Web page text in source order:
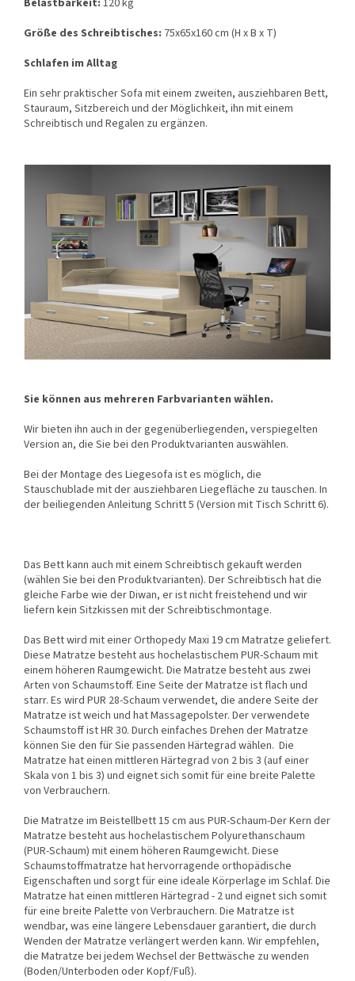
Belastbarkeit: 120 kg
Größe des Schreibtisches: 75x65x160 cm (H x B x T)
Schlafen im Alltag
Ein sehr praktischer Sofa mit einem zweiten, ausziehbaren Bett,
Stauraum, Sitzbereich und der Möglichkeit, ihn mit einem
Schreibtisch und Regalen zu ergänzen.
Sie können aus mehreren Farbvarianten wählen.
Wir bieten ihn auch in der gegenüberliegenden, verspiegelten
Version an, die Sie bei den Produktvarianten auswählen.
Bei der Montage des Liegesofa ist es möglich, die
Stauschublade mit der ausziehbaren Liegefläche zu tauschen. In
der beiliegenden Anleitung Schritt 5 (Version mit Tisch Schritt 6).
Das Bett kann auch mit einem Schreibtisch gekauft werden
(wählen Sie bei den Produktvarianten). Der Schreibtisch hat die
gleiche Farbe wie der Diwan, er ist nicht freistehend und wir
liefern kein Sitzkissen mit der Schreibtischmontage.
Das Bett wird mit einer Orthopedy Maxi 19 cm Matratze geliefert.
Diese Matratze besteht aus hochelastischem PUR-Schaum mit
einem höheren Raumgewicht. Die Matratze besteht aus zwei
Arten von Schaumstoff. Eine Seite der Matratze ist flach und
starr. Es wird PUR 28-Schaum verwendet, die andere Seite der
Matratze ist weich und hat Massagepolster. Der verwendete
Schaumstoff ist HR 30. Durch einfaches Drehen der Matratze
können Sie den für Sie passenden Härtegrad wählen. Die
Matratze hat einen mittleren Härtegrad von 2 bis 3 (auf einer
Skala von 1 bis 3) und eignet sich somit für eine breite Palette
von Verbrauchern.
Die Matratze im Beistellbett 15 cm aus PUR-Schaum-Der Kern der
Matratze besteht aus hochelastischem Polyurethanschaum
(PUR-Schaum) mit einem höheren Raumgewicht. Diese
Schaumstoffmatratze hat hervorragende orthopädische
Eigenschaften und sorgt für eine ideale Körperlage im Schlaf. Die
Matratze hat einen mittleren Härtegrad - 2 und eignet sich somit
für eine breite Palette von Verbrauchern. Die Matratze ist
wendbar, was eine längere Lebensdauer garantiert, die durch
Wenden der Matratze verlängert werden kann. Wir empfehlen,
die Matratze bei jedem Wechsel der Bettwäsche zu wenden
(Boden/Unterboden oder Kopf/Fuß).